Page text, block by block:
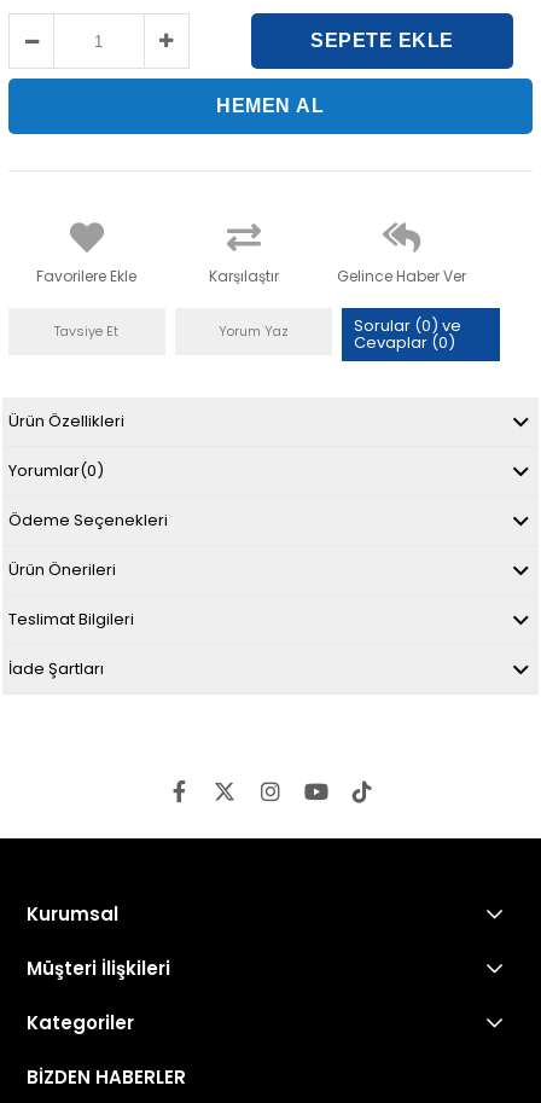
Favorilere Ekle Karşılaştır Gelince Haber Ver
Tavsiye Et Yorum Yaz Sorular (0) ve
Cevaplar (0)
Ürün Özellikleri
Yorumlar(0)
Ödeme Seçenekleri
Ürün Önerileri
Teslimat Bilgileri
İade Şartları
Kurumsal
Müşteri İlişkileri
Kategoriler
BİZDEN HABERLER